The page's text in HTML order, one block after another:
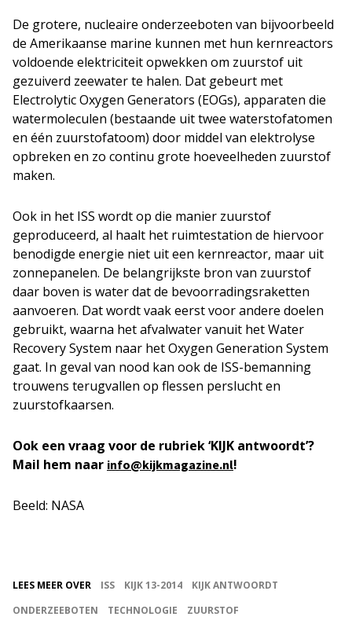
De grotere, nucleaire onderzeeboten van bijvoorbeeld
de Amerikaanse marine kunnen met hun kernreactors
voldoende elektriciteit opwekken om zuurstof uit
gezuiverd zeewater te halen. Dat gebeurt met
Electrolytic Oxygen Generators (EOGs), apparaten die
watermoleculen (bestaande uit twee waterstofatomen
en één zuurstofatoom) door middel van elektrolyse
opbreken en zo continu grote hoeveelheden zuurstof
maken.
Ook in het ISS wordt op die manier zuurstof
geproduceerd, al haalt het ruimtestation de hiervoor
benodigde energie niet uit een kernreactor, maar uit
zonnepanelen. De belangrijkste bron van zuurstof
daar boven is water dat de bevoorradingsraketten
aanvoeren. Dat wordt vaak eerst voor andere doelen
gebruikt, waarna het afvalwater vanuit het Water
Recovery System naar het Oxygen Generation System
gaat. In geval van nood kan ook de ISS-bemanning
trouwens terugvallen op flessen perslucht en
zuurstofkaarsen.
Ook een vraag voor de rubriek ‘KIJK antwoordt’?
Mail hem naar info@kijkmagazine.nl!
Beeld: NASA
LEES MEER OVER ISS KIJK 13-2014
KIJK ANTWOORDT
ONDERZEEBOTEN
TECHNOLOGIE ZUURSTOF